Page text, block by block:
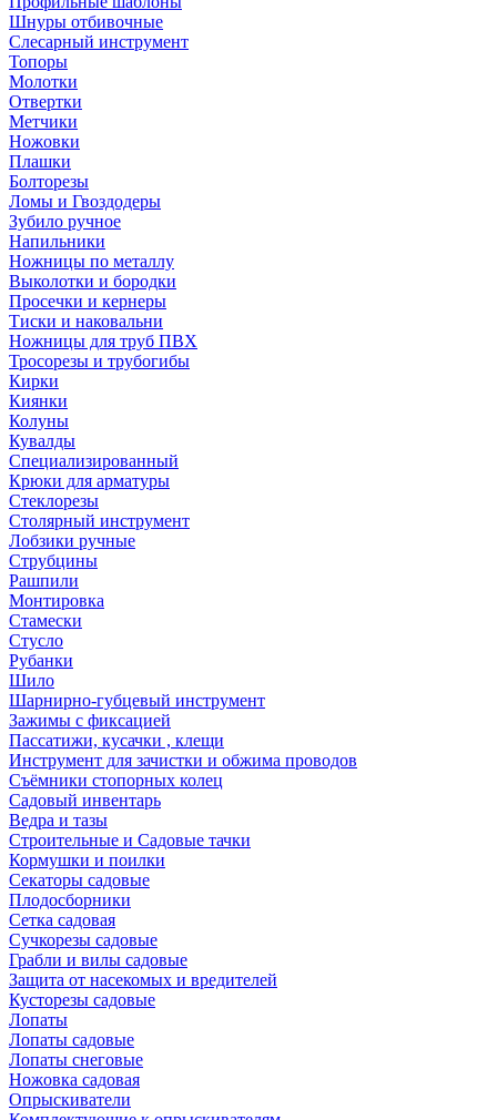
Шнуры отбивочные
Слесарный инструмент
Топоры
Молотки
Отвертки
Метчики
Ножовки
Плашки
Болторезы
Ломы и Гвоздодеры
Зубило ручное
Напильники
Ножницы по металлу
Выколотки и бородки
Просечки и кернеры
Тиски и наковальни
Ножницы для труб ПВХ
Тросорезы и трубогибы
Кирки
Киянки
Колуны
Кувалды
Специализированный
Крюки для арматуры
Стеклорезы
Столярный инструмент
Лобзики ручные
Струбцины
Рашпили
Монтировка
Стамески
Стусло
Рубанки
Шило
Шарнирно-губцевый инструмент
Зажимы с фиксацией
Пассатижи, кусачки , клещи
Инструмент для зачистки и обжима проводов
Съёмники стопорных колец
Садовый инвентарь
Ведра и тазы
Строительные и Садовые тачки
Кормушки и поилки
Секаторы садовые
Плодосборники
Сетка садовая
Сучкорезы садовые
Грабли и вилы садовые
Защита от насекомых и вредителей
Кусторезы садовые
Лопаты
Лопаты садовые
Лопаты снеговые
Ножовка садовая
Опрыскиватели